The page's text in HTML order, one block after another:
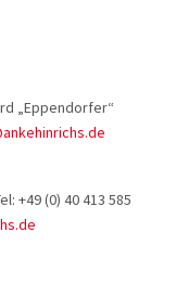
„Eppendorfer“
+49 (0) 40 413 585